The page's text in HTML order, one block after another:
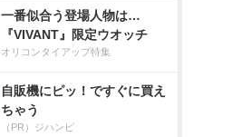
一番似合う登場人物は…
『VIVANT』限定ウオッチ
オリコンタイアップ特集
自販機にピッ！ですぐに買え
ちゃう
（PR）ジハンピ